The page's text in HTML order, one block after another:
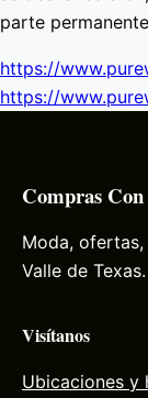
parte
https://
https://
Compras
Moda,
Valle de Texas.
Visítanos
Ubicaciones y